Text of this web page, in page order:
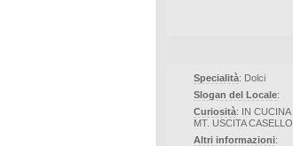
Specialità: Dolci
Slogan del Locale:
Curiosità: IN
MT. USCITA
Altri informazioni: